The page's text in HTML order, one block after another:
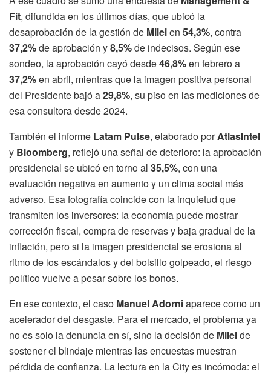
Fit, difundida en los últimos días, que ubicó la
desaprobación de la gestión de Mileien 54,3%, contra
37,2%de aprobación y8,5%de indecisos. Según ese
sondeo, la aprobación cayó desde46,8%en febrero a
37,2%en abril, mientras que la imagen positiva personal
del Presidente bajó a29,8%, su piso en las mediciones de
esa consultora desde 2024.
También el informe Latam Pulse, elaborado porAtlasIntel
y Bloomberg, reflejó una señal de deterioro: la aprobación
presidencial se ubicó en torno al 35,5%, con una
evaluación negativa en aumento y un clima social más
adverso. Esa fotografía coincide con la inquietud que
transmiten los inversores: la economía puede mostrar
corrección fiscal, compra de reservas y baja gradual de la
inflación, pero si la imagen presidencial se erosiona al
ritmo de los escándalos y del bolsillo golpeado, el riesgo
político vuelve a pesar sobre los bonos.
En ese contexto, el caso Manuel Adorniaparece como un
acelerador del desgaste. Para el mercado, el problema ya
no es solo la denuncia en sí, sino la decisión de Mileide
sostener el blindaje mientras las encuestas muestran
pérdida de confianza. La lectura en la City es incómoda: el